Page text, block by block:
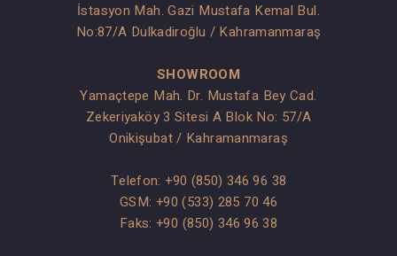
İstasyon Mah. Gazi Mustafa Kemal Bul.
No:87/A Dulkadiroğlu / Kahramanmaraş
SHOWROOM
Yamaçtepe Mah. Dr. Mustafa Bey Cad.
Zekeriyaköy 3 Sitesi A Blok No: 57/A
Onikişubat / Kahramanmaraş
Telefon:+90 (850) 346 96 38
GSM: +90 (533) 285 70 46
Faks: +90 (850) 346 96 38